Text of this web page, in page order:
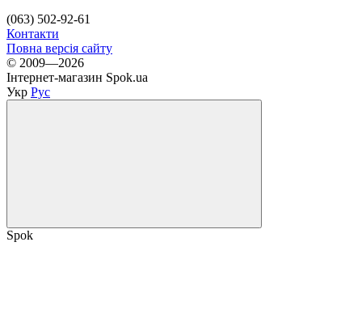
(063) 502-92-61
Контакти
Повна версія сайту
© 2009—2026
Інтернет-магазин Spok.ua
Укр Рус
Spok